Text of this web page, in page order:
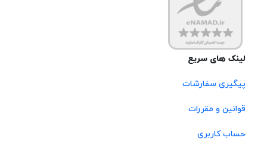
لینک های سریع
پیگیری سفارشات
قوانین و مقررات
حساب کاربری